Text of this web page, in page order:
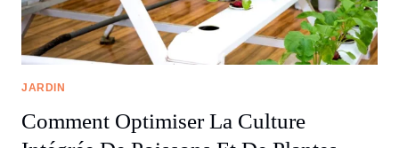
JARDIN
Comment Optimiser La Culture